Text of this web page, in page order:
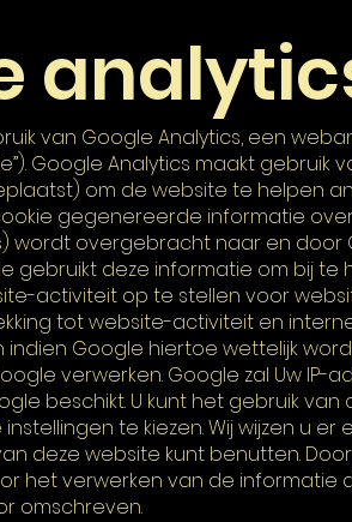
van Google Analytics, een
Google Analytics maakt gebruik
om de website te helpen
gegenereerde informatie
wordt overgebracht naar en
gebruikt deze informatie om bij
activiteit op te stellen voor
tot website-activiteit en
Google hiertoe wettelijk
verwerken. Google zal Uw IP-
beschikt. U kunt het gebruik
te kiezen. Wij wijzen u
deze website kunt benutten.
het verwerken van de informatie
omschreven.